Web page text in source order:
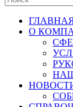
О